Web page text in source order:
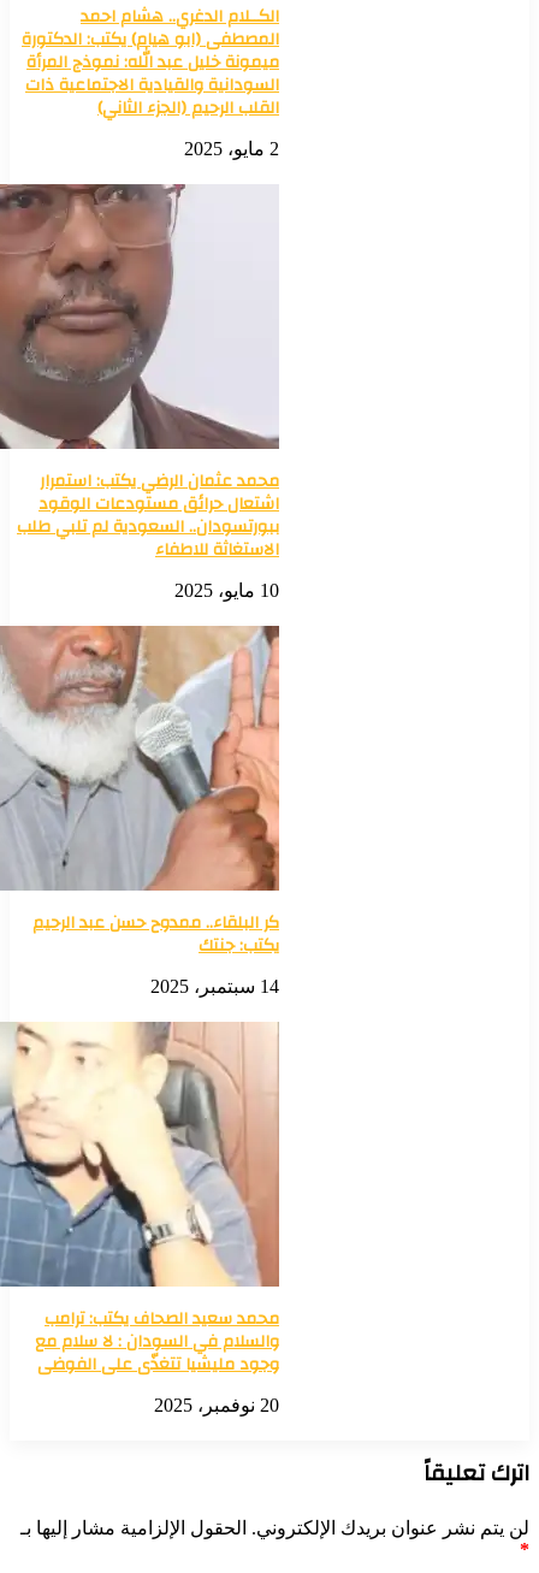
الكــلام الدغري.. هشام احمد
المصطفى (ابو هيام) يكتب: الدكتورة
ميمونة خليل عبد الله: نموذج المرأة
السودانية والقيادية الاجتماعية ذات
القلب الرحيم (الجزء الثاني)
2 مايو، 2025
محمد عثمان الرضي يكتب: استمرار
اشتعال حرائق مستودعات الوقود
ببورتسودان.. السعودية لم تلبي طلب
الاستغاثة للاطفاء
10 مايو، 2025
كر البلقاء.. ممدوح حسن عبد الرحيم
يكتب: جنتك
14 سبتمبر، 2025
محمد سعيد الصحاف يكتب: ترامب
والسلام في السودان : لا سلام مع
وجود مليشيا تتغذّى على الفوضى
20 نوفمبر، 2025
اترك تعليقاً
لن يتم نشر عنوان بريدك الإلكتروني. الحقول الإلزامية مشار إليها بـ
*